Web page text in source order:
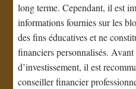
long terme. Cependant, il est
informations fournies sur les
des fins éducatives et ne
financiers personnalisés.
d’investissement, il est
conseiller financier